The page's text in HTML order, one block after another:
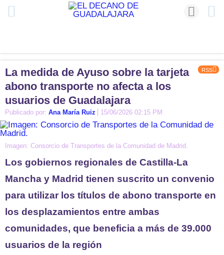
RSS
La medida de Ayuso sobre la tarjeta
abono transporte no afecta a los
usuarios de Guadalajara
Publicado por: Ana María Ruiz 15/06/2026 02:15 PM
Imagen: Consorcio de Transportes de la Comunidad de Madrid.
Los gobiernos regionales de Castilla-La
Mancha y Madrid tienen suscrito un convenio
para utilizar los títulos de abono transporte en
los desplazamientos entre ambas
comunidades, que beneficia a más de 39.000
usuarios de la región